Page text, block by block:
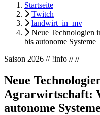
Startseite
Twitch
landwirt_in_mv
Neue Technologien
bis autonome Systeme
Saison 2026 // !info // //
Neue
Agrarwirtschaft:
autonome Systeme